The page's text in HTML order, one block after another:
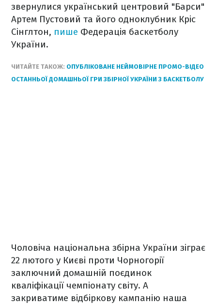
звернулися український центровий "Барси"
Артем Пустовий та його одноклубник Кріс
Сінглтон, пише Федерація баскетболу
України.
ЧИТАЙТЕ ТАКОЖ: ОПУБЛІКОВАНЕ НЕЙМОВІРНЕ ПРОМО-ВІДЕО
ОСТАННЬОЇ ДОМАШНЬОЇ ГРИ ЗБІРНОЇ УКРАЇНИ З БАСКЕТБОЛУ
Чоловіча національна збірна України зіграє
22 лютого у Києві проти Чорногорії
заключний домашній поєдинок
кваліфікації чемпіонату світу. А
закриватиме відбіркову кампанію наша